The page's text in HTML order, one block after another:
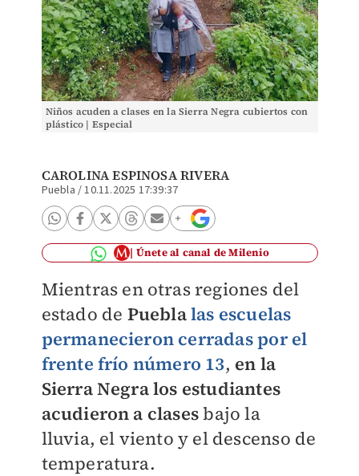
Niños acuden a clases en la Sierra Negra cubiertos con
plástico | Especial
CAROLINA ESPINOSA RIVERA
Puebla /10.11.2025 17:39:37
Únete al canal de Milenio
Mientras en otras regiones del
estado de Pueblalas escuelas
permanecieron cerradas por el
frente frío número 13, en la
Sierra Negra los estudiantes
acudieron a clasesbajo la
lluvia, el viento y el descenso de
temperatura.